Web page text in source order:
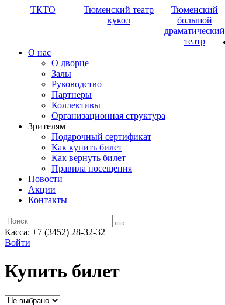
ТКТО
Тюменский театр
кукол
Тюменский
большой
драматический
театр
О нас
О дворце
Залы
Руководство
Партнеры
Коллективы
Организационная структура
Зрителям
Подарочный сертификат
Как купить билет
Как вернуть билет
Правила посещения
Новости
Акции
Контакты
Касса: +7 (3452) 28-32-32
Войти
Купить билет